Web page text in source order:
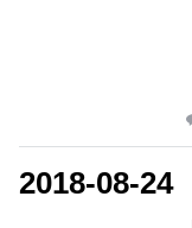
2018-08-24